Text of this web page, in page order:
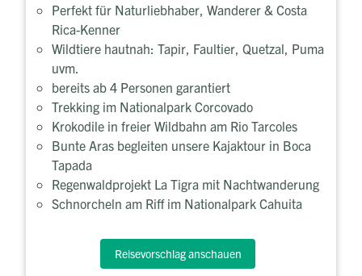
Perfekt für Naturliebhaber, Wanderer & Costa
Rica-Kenner
Wildtiere hautnah: Tapir, Faultier, Quetzal, Puma
uvm.
bereits ab 4 Personen garantiert
Trekking im Nationalpark Corcovado
Krokodile in freier Wildbahn am Rio Tarcoles
Bunte Aras begleiten unsere Kajaktour in Boca
Tapada
Regenwaldprojekt La Tigra mit Nachtwanderung
Schnorcheln am Riff im Nationalpark Cahuita
Reisevorschlag anschauen